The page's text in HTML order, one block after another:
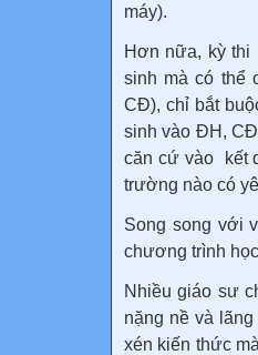
máy).
Hơn nữa, kỳ thi
sinh mà có thể
CĐ), chỉ bắt
sinh vào ĐH,
căn cứ vào kết
trường nào có
Song song với
chương trình
Nhiều giáo sư
nặng nề và
xén kiến thức